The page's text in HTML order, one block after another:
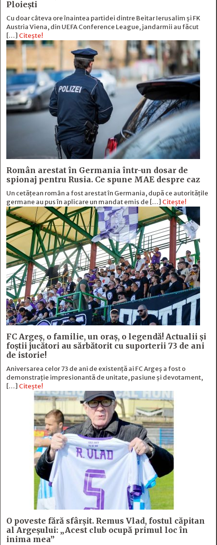
Ploiești
Cu doar câteva ore înaintea partidei dintre Beitar Ierusalim și FK
Austria Viena, din UEFA Conference League, jandarmii au făcut
[…] Citește!
Român arestat în Germania într-un dosar de
spionaj pentru Rusia. Ce spune MAE despre caz
Un cetățean român a fost arestat în Germania, după ce autoritățile
germane au pus în aplicare un mandat emis de […] Citește!
FC Argeş, o familie, un oraș, o legendă! Actualii şi
foştii jucători au sărbătorit cu suporterii 73 de ani
de istorie!
Aniversarea celor 73 de ani de existență ai FC Argeș a fost o
demonstrație impresionantă de unitate, pasiune și devotament,
[…] Citește!
O poveste fără sfârşit. Remus Vlad, fostul căpitan
al Argeşului: „Acest club ocupă primul loc în
inima mea”